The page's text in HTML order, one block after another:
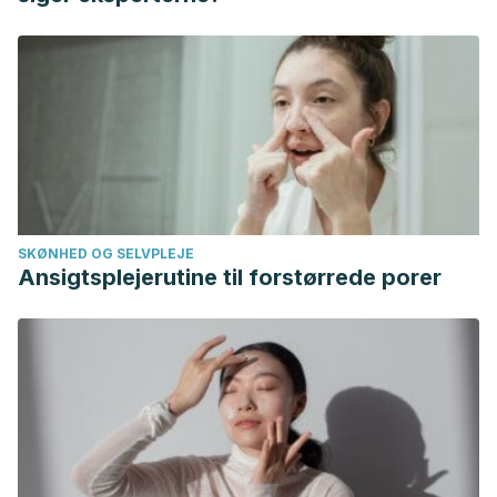
InformedHealth.org. Cologne, Germany: Institute for Quality
and Efficiency in Health Care (IQWiG); 2006-. What are the
treatment options for warts?. 2014.
Revenga F, Paricio JF. Las verrugas. Medicina Integral.
Balziskueta E, Encabo B, Gaminde M, Gracia L. Verrugas.
Farmacia Profesional. 2002; 16(1): 42-51.
Harris Ricardo J, Rebolledo Cobos M, Camacho Chaljub F,
Carmona Lorduy M, et al. Ácido tricloroacético, una opción
terapéutica en la hiperplasia epitelial focal: Presentación
de un caso. Av Odontoestomatol. 2010; 26( 6 ): 323-326.
SKØNHED OG SELVPLEJE
Ansigtsplejerutine til forstørrede porer